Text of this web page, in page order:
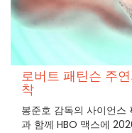
로버트 패틴슨 주
착
봉준호 감독의 사이언스
과 함께 HBO 맥스에